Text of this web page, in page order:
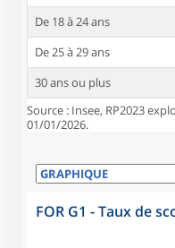
De 18 à 24 ans
De 25 à 29 ans
30 ans ou plus
Source : Insee, RP2023
01/01/2026.
FOR G1 - Taux de